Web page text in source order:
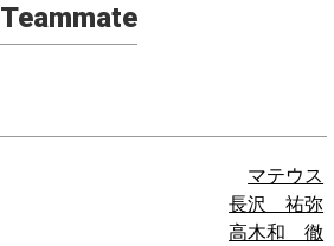
Teammate
マテウス
長沢 祐弥
高木和 徹